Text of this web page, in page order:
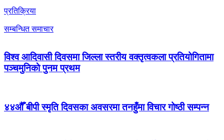
प्रतिक्रिया
सम्बन्धित समाचार
विश्व आदिवासी दिवसमा जिल्ला स्तरीय वक्तृत्वकला प्रतियोगितामा
पञ्चमुनिकाे पुनम प्रथम
४४औँ बीपी स्मृति दिवसका अवसरमा तनहुँमा विचार गोष्ठी सम्पन्न